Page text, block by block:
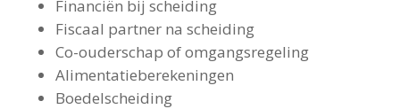
Financiën bij scheiding
Fiscaal partner na scheiding
Co-ouderschap of omgangsregeling
Alimentatieberekeningen
Boedelscheiding